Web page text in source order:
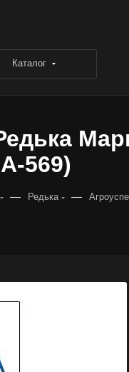
Каталог
А-569)
— Редька —